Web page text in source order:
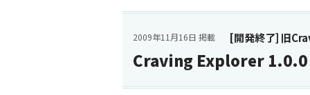
[開発終了] 旧
2009年11月16日 掲載
Craving Explorer 1.0.0